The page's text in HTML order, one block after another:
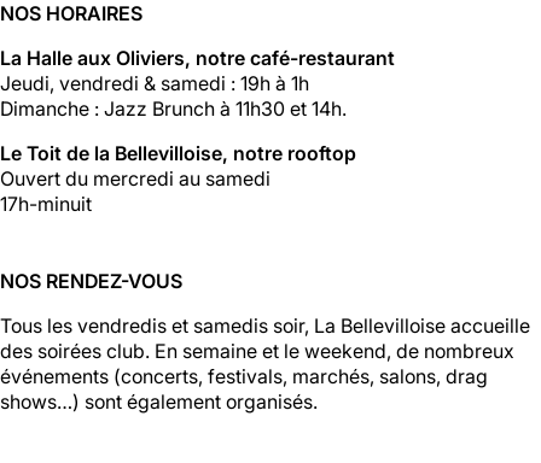
NOS HORAIRES
La Halle aux Oliviers, notre café-restaurant
Jeudi, vendredi & samedi : 19h à 1h
Dimanche : Jazz Brunch à 11h30 et 14h.
Le Toit de la Bellevilloise, notre rooftop
Ouvert du mercredi au samedi
17h-minuit
NOS RENDEZ-VOUS
Tous les vendredis et samedis soir, La Bellevilloise accueille
des soirées club. En semaine et le weekend, de nombreux
événements (concerts, festivals, marchés, salons, drag
shows…) sont également organisés.